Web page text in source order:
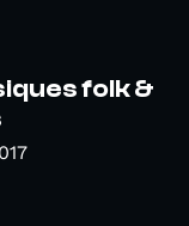
folk &